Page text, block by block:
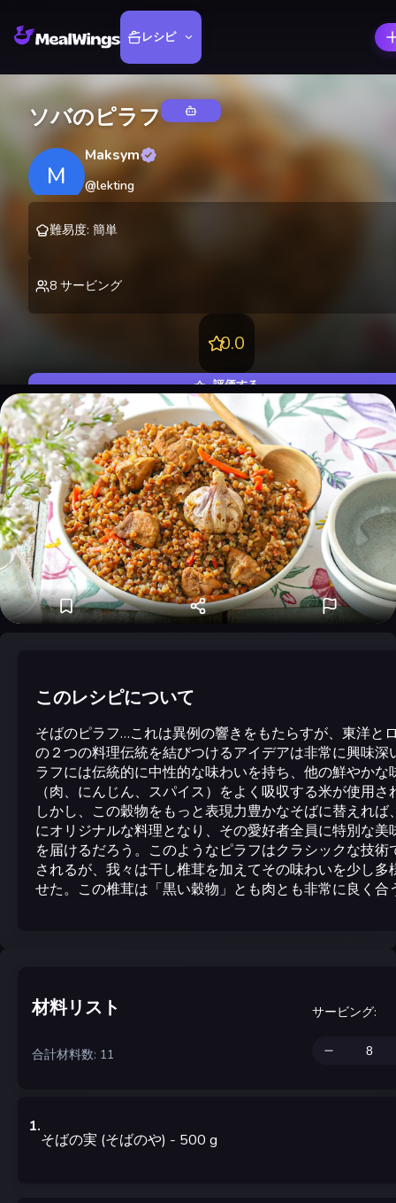
レシピ
ソバのピラフ
M
Maksym
@lekting
難易度: 簡単
8 サービング
0.0
評価する
このレシピについて
そばのピラフ…これは異例の響きをもたらすが、東洋と
の２つの料理伝統を結びつけるアイデアは非常に興味深
ラフには伝統的に中性的な味わいを持ち、他の鮮やかな
（肉、にんじん、スパイス）をよく吸収する米が使用さ
しかし、この穀物をもっと表現力豊かなそばに替えれば
にオリジナルな料理となり、その愛好者全員に特別な美
を届けるだろう。このようなピラフはクラシックな技術
されるが、我々は干し椎茸を加えてその味わいを少し多
せた。この椎茸は「黒い穀物」とも肉とも非常に良く合
材料リスト
合計材料数: 11
サービング:
1.
そばの実 (そばのや) - 500 g